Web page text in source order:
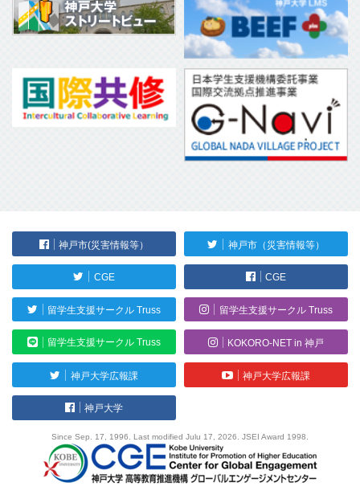
神戸市(災害情報等） 神戸市（災害情報等）
CGE CGE
留学生支援サークル Truss 留学生支援サークル Truss
留学生支援サークル Truss KOKORO-NET in 神戸
神戸大学広報課 神戸大学広報課
神戸大学
Since Sep. 17, 1996. Last modified Julu 17, 2026. JSEI Award 1998.